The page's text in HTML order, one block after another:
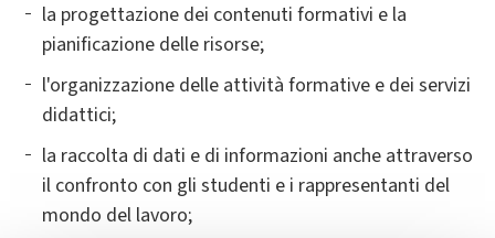
la progettazione dei contenuti formativi e la
pianificazione delle risorse;
l'organizzazione delle attività formative e dei servizi
didattici;
la raccolta di dati e di informazioni anche attraverso
il confronto con gli studenti e i rappresentanti del
mondo del lavoro;